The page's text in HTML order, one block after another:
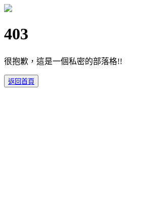
403
很抱歉，這是一個私密的部落格!!
返回首頁